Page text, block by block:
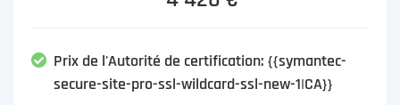
Prix de l'Autorité de certification: {{symantec-
secure-site-pro-ssl-wildcard-ssl-new-1|CA}}